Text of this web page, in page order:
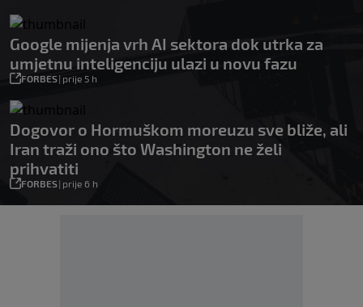
Google mijenja vrh AI sektora dok utrka za
umjetnu inteligenciju ulazi u novu fazu
FORBES| prije 5 h
Dogovor o Hormuškom moreuzu sve bliže, ali
Iran traži ono što Washington ne želi
prihvatiti
FORBES| prije 6 h